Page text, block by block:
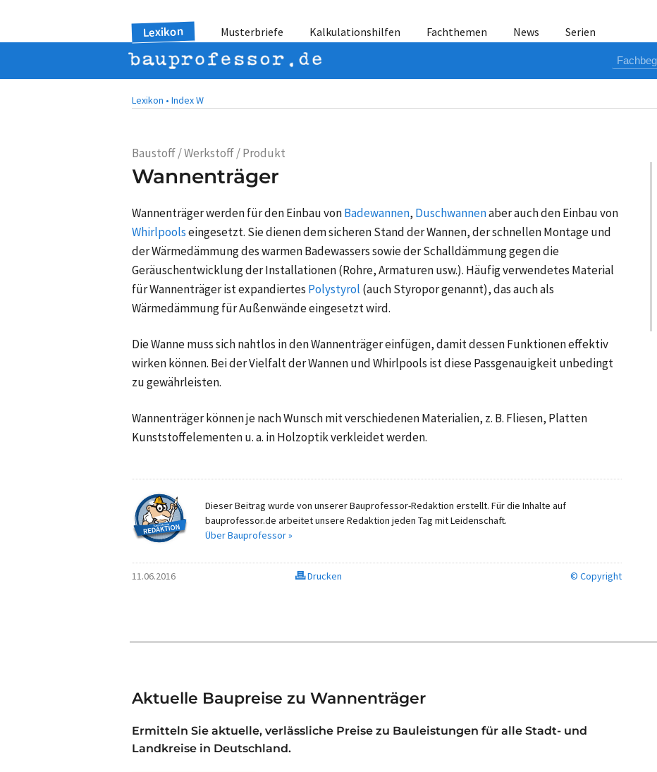
Lexikon Musterbriefe Kalkulationshilfen Fachthemen News Serien
Lexikon • Index W
Baustoff / Werkstoff / Produkt
Wannenträger
Wannenträger werden für den Einbau vonBadewannen, Duschwannenaber auch den Einbau von
Whirlpoolseingesetzt. Sie dienen dem sicheren Stand der Wannen, der schnellen Montage und
der Wärmedämmung des warmen Badewassers sowie der Schalldämmung gegen die
Geräuschentwicklung der Installationen (Rohre, Armaturen usw.). Häufig verwendetes Material
für Wannenträger ist expandiertes Polystyrol (auch Styropor genannt), das auch als
Wärmedämmung für Außenwände eingesetzt wird.
Die Wanne muss sich nahtlos in den Wannenträger einfügen, damit dessen Funktionen effektiv
wirken können. Bei der Vielfalt der Wannen und Whirlpools ist diese Passgenauigkeit unbedingt
zu gewährleisten.
Wannenträger können je nach Wunsch mit verschiedenen Materialien, z. B. Fliesen, Platten
Kunststoffelementen u. a. in Holzoptik verkleidet werden.
Dieser Beitrag wurde von unserer Bauprofessor-Redaktion erstellt. Für die Inhalte auf
bauprofessor.de arbeitet unsere Redaktion jeden Tag mit Leidenschaft.
Über Bauprofessor »
11.06.2016 Drucken © Copyright
Aktuelle Baupreise zu Wannenträger
Ermitteln Sie aktuelle, verlässliche Preise zu Bauleistungen für alle Stadt- und
Landkreise in Deutschland.